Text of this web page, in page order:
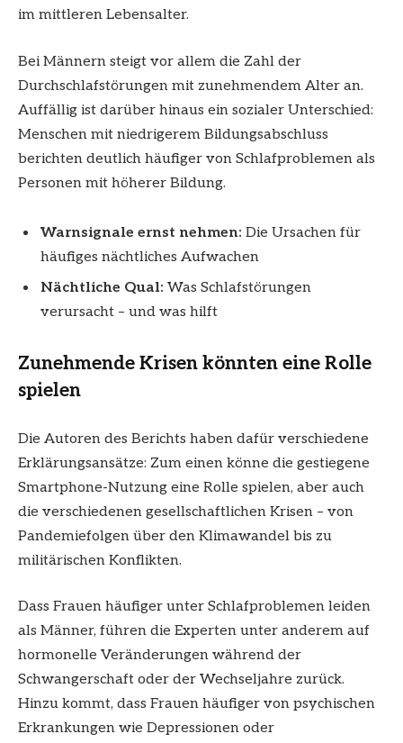
im mittleren Lebensalter.
Bei Männern steigt vor allem die Zahl der
Durchschlafstörungen mit zunehmendem Alter an.
Auffällig ist darüber hinaus ein sozialer Unterschied:
Menschen mit niedrigerem Bildungsabschluss
berichten deutlich häufiger von Schlafproblemen als
Personen mit höherer Bildung.
Warnsignale ernst nehmen: Die Ursachen für
häufiges nächtliches Aufwachen
Nächtliche Qual: Was Schlafstörungen
verursacht – und was hilft
Zunehmende Krisen könnten eine Rolle
spielen
Die Autoren des Berichts haben dafür verschiedene
Erklärungsansätze: Zum einen könne die gestiegene
Smartphone-Nutzung eine Rolle spielen, aber auch
die verschiedenen gesellschaftlichen Krisen – von
Pandemiefolgen über den Klimawandel bis zu
militärischen Konflikten.
Dass Frauen häufiger unter Schlafproblemen leiden
als Männer, führen die Experten unter anderem auf
hormonelle Veränderungen während der
Schwangerschaft oder der Wechseljahre zurück.
Hinzu kommt, dass Frauen häufiger von psychischen
Erkrankungen wie Depressionen oder